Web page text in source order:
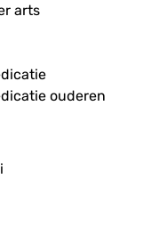
arts
ouderen